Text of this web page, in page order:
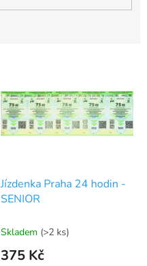
Jízdenka Praha 24 hodin -
SENIOR
Skladem (>2 ks)
375 Kč